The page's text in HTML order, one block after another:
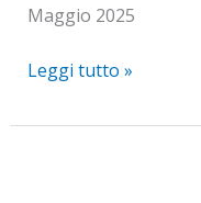
Maggio 2025
Leggi tutto »